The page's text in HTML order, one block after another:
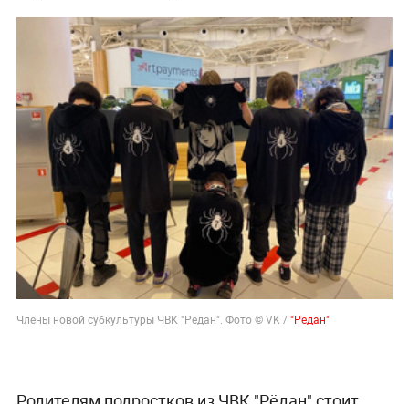
Члены новой субкультуры ЧВК "Рёдан". Фото © VK /"Рёдан"